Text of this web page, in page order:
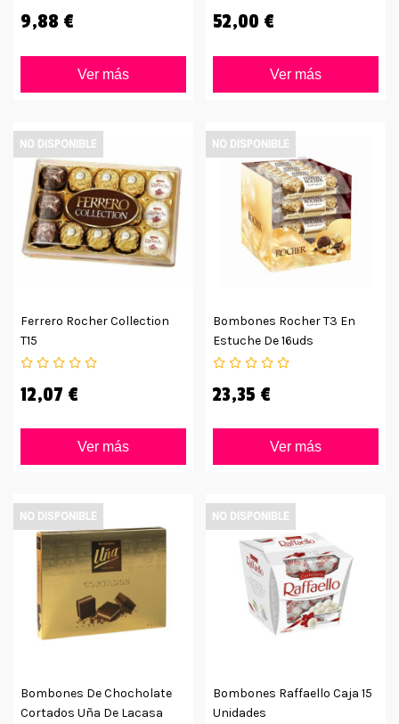
9,88 €
Ver más
52,00 €
Ver más
Ferrero Rocher Collection
T15
12,07 €
Ver más
NO DISPONIBLE
Bombones Rocher T3 En
Estuche De 16uds
23,35 €
Ver más
NO DISPONIBLE
Bombones De Chocholate
Cortados Uña De Lacasa
NO DISPONIBLE
Bombones Raffaello Caja 15
Unidades
NO DISPONIBLE